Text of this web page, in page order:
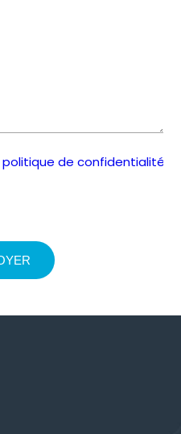
politique de confidentialité